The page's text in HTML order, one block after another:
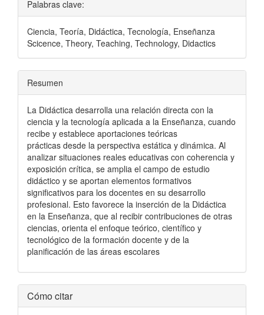
Palabras clave:
Ciencia, Teoría, Didáctica, Tecnología, Enseñanza
Scicence, Theory, Teaching, Technology, Didactics
Resumen
La Didáctica desarrolla una relación directa con la
ciencia y la tecnología aplicada a la Enseñanza, cuando
recibe y establece aportaciones teóricas
prácticas desde la perspectiva estática y dinámica. Al
analizar situaciones reales educativas con coherencia y
exposición crítica, se amplia el campo de estudio
didáctico y se aportan elementos formativos
significativos para los docentes en su desarrollo
profesional. Esto favorece la inserción de la Didáctica
en la Enseñanza, que al recibir contribuciones de otras
ciencias, orienta el enfoque teórico, científico y
tecnológico de la formación docente y de la
planificación de las áreas escolares
Detalles
Cómo citar